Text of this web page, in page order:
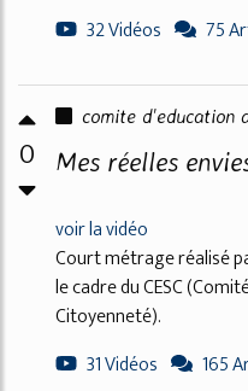
32 Vidéos
75
0
comite d'education
Mes réelles
voir la vidéo
Court métrage réalisé
le cadre du CESC
Citoyenneté).
31 Vidéos
165